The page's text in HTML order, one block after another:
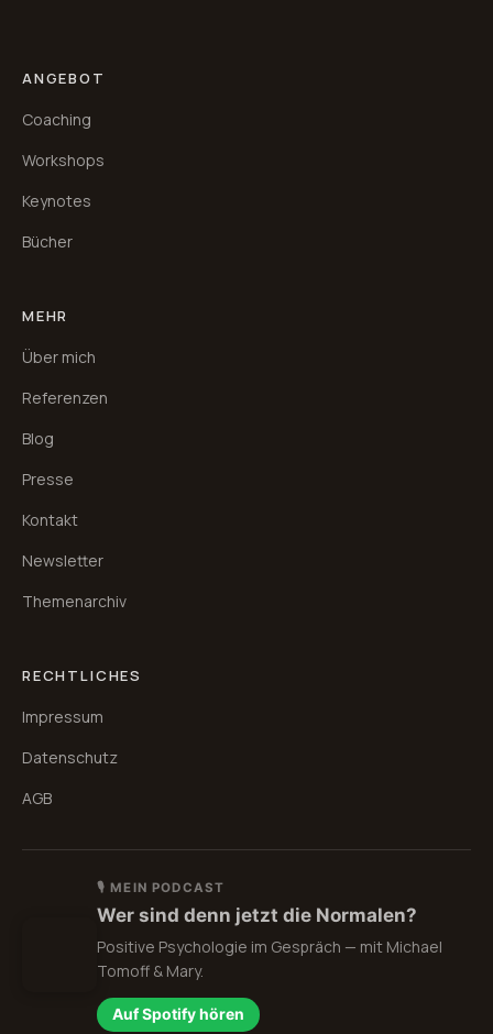
ANGEBOT
Coaching
Workshops
Keynotes
Bücher
MEHR
Über mich
Referenzen
Blog
Presse
Kontakt
Newsletter
Themenarchiv
RECHTLICHES
Impressum
Datenschutz
AGB
🎙 MEIN PODCAST
Wer sind denn jetzt die Normalen?
Positive Psychologie im Gespräch — mit Michael
Tomoff & Mary.
Auf Spotify hören